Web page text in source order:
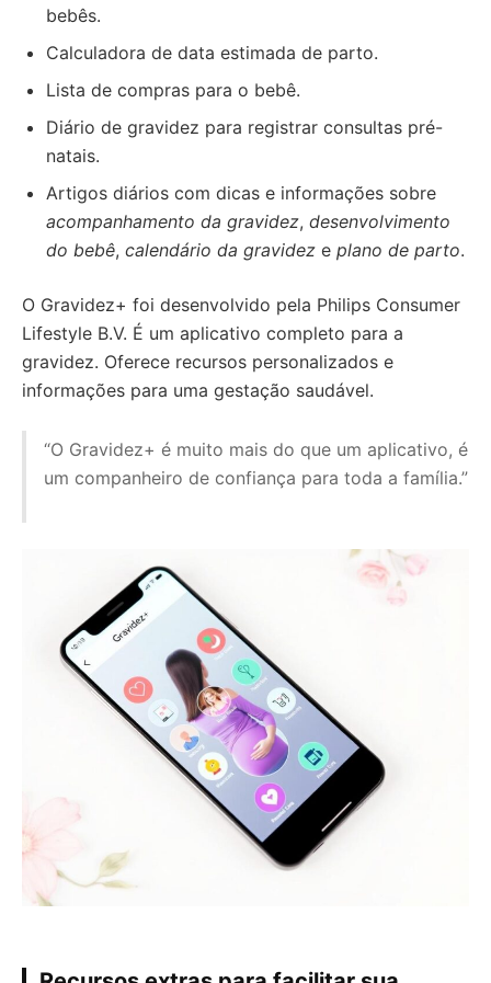
bebês.
Calculadora de data estimada de parto.
Lista de compras para o bebê.
Diário de gravidez para registrar consultas pré-
natais.
Artigos diários com dicas e informações sobre
acompanhamento da gravidez, desenvolvimento
do bebê, calendário da gravidez e plano de parto.
O Gravidez+ foi desenvolvido pela Philips Consumer
Lifestyle B.V. É um aplicativo completo para a
gravidez. Oferece recursos personalizados e
informações para uma gestação saudável.
“O Gravidez+ é muito mais do que um aplicativo, é
um companheiro de confiança para toda a família.”